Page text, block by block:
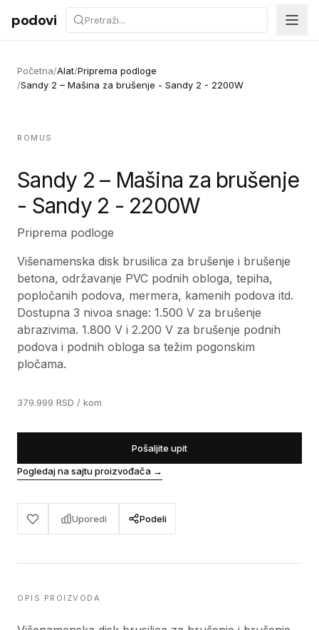
Preskoči na sadržaj
podovi
Početna/Alat/Priprema podloge
/Sandy 2 – Mašina za brušenje - Sandy 2 - 2200W
ROMUS
Sandy 2 – Mašina za brušenje
- Sandy 2 - 2200W
Priprema podloge
Višenamenska disk brusilica za brušenje i brušenje
betona, održavanje PVC podnih obloga, tepiha,
popločanih podova, mermera, kamenih podova itd.
Dostupna 3 nivoa snage: 1.500 V za brušenje
abrazivima. 1.800 V i 2.200 V za brušenje podnih
podova i podnih obloga sa težim pogonskim
pločama.
379.999 RSD / kom
Pošaljite upit
Pogledaj na sajtu proizvođača →
Uporedi Podeli
OPIS PROIZVODA